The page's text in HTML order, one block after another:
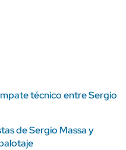
técnico entre Sergio
de Sergio Massa y